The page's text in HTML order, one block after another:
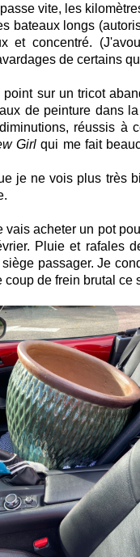
vite, les
bateaux longs
et concentré.
de certains
sur un tricot
de peinture dans
réussis à
Girl qui me fait
je ne vois plus très
vais acheter un pot
Pluie et rafales
passager. Je
coup de frein brutal ce